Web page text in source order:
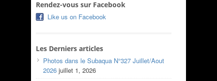
Rendez-vous sur Facebook
Like us on Facebook
Les Derniers articles
Photos dans le Subaqua N°327 Juillet/Aout
2026 juillet 1, 2026